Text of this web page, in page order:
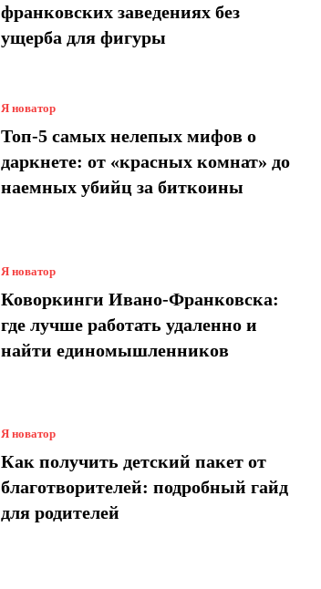
франковских заведениях без
ущерба для фигуры
Я новатор
Топ-5 самых нелепых мифов о
даркнете: от «красных комнат» до
наемных убийц за биткоины
Я новатор
Коворкинги Ивано-Франковска:
где лучше работать удаленно и
найти единомышленников
Я новатор
Как получить детский пакет от
благотворителей: подробный гайд
для родителей